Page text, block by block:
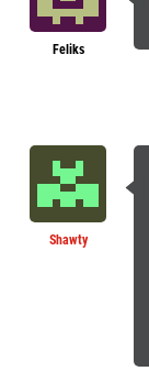
Feliks
Shawty